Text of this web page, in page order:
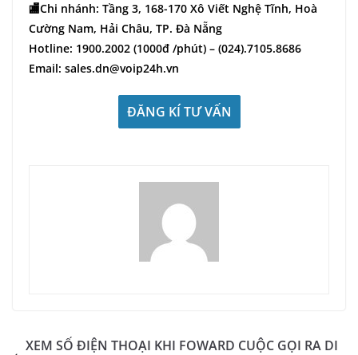
🏬Chi nhánh: Tầng 3, 168-170 Xô Viết Nghệ Tĩnh, Hoà
Cường Nam, Hải Châu, TP. Đà Nẵng
Hotline: 1900.2002 (1000đ /phút) – (024).7105.8686
Email: sales.dn@voip24h.vn
ĐĂNG KÍ TƯ VẤN
XEM SỐ ĐIỆN THOẠI KHI FOWARD CUỘC GỌI RA DI